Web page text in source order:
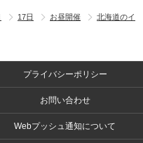
17日 お昼開催
北海道のイ
プライバシーポリシー
お問い合わせ
Webプッシュ通知について